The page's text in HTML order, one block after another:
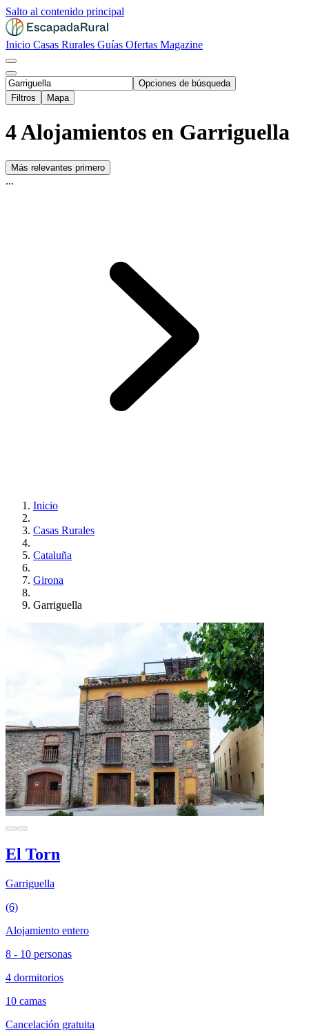
Salto al contenido principal
Inicio Casas Rurales Guías Ofertas Magazine
Opciones de búsqueda
Filtros
Mapa
4 Alojamientos en Garriguella
Más relevantes primero
...
Inicio
Casas Rurales
Cataluña
Girona
Garriguella
El Torn
Garriguella
(6)
Alojamiento entero
8 - 10 personas
4 dormitorios
10 camas
Cancelación gratuita